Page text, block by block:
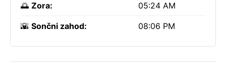
🌅 Zora: 05:24 AM
🌇 Sončni zahod: 08:06 PM